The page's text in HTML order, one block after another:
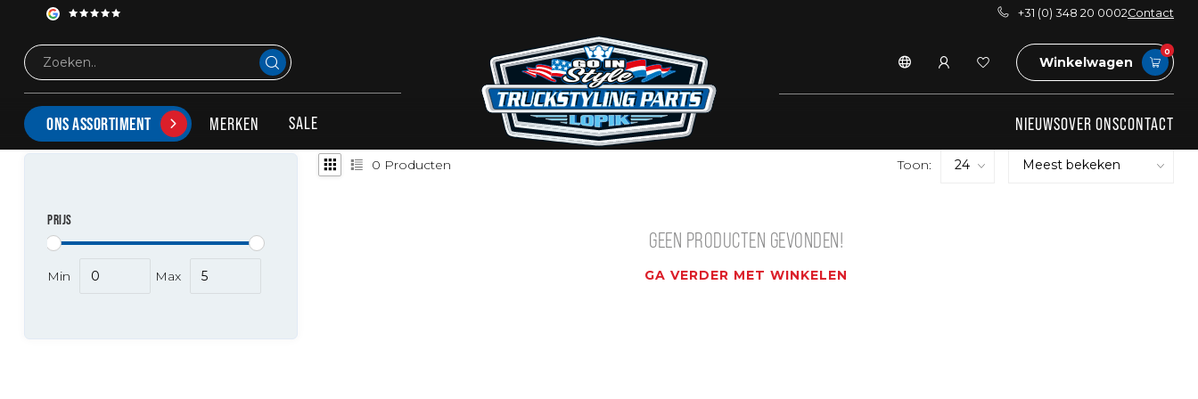
+31 (0) 348 20 0002Contact
Winkelwagen
0
ONS ASSORTIMENT MERKEN SALE NIEUWSOVER ONSCONTACT
PRODUCTEN GETAGD MET CRYSTAL WATERMELON
PRIJS
Min Max
0 Producten Toon:
GEEN PRODUCTEN GEVONDEN!
GA VERDER MET WINKELEN